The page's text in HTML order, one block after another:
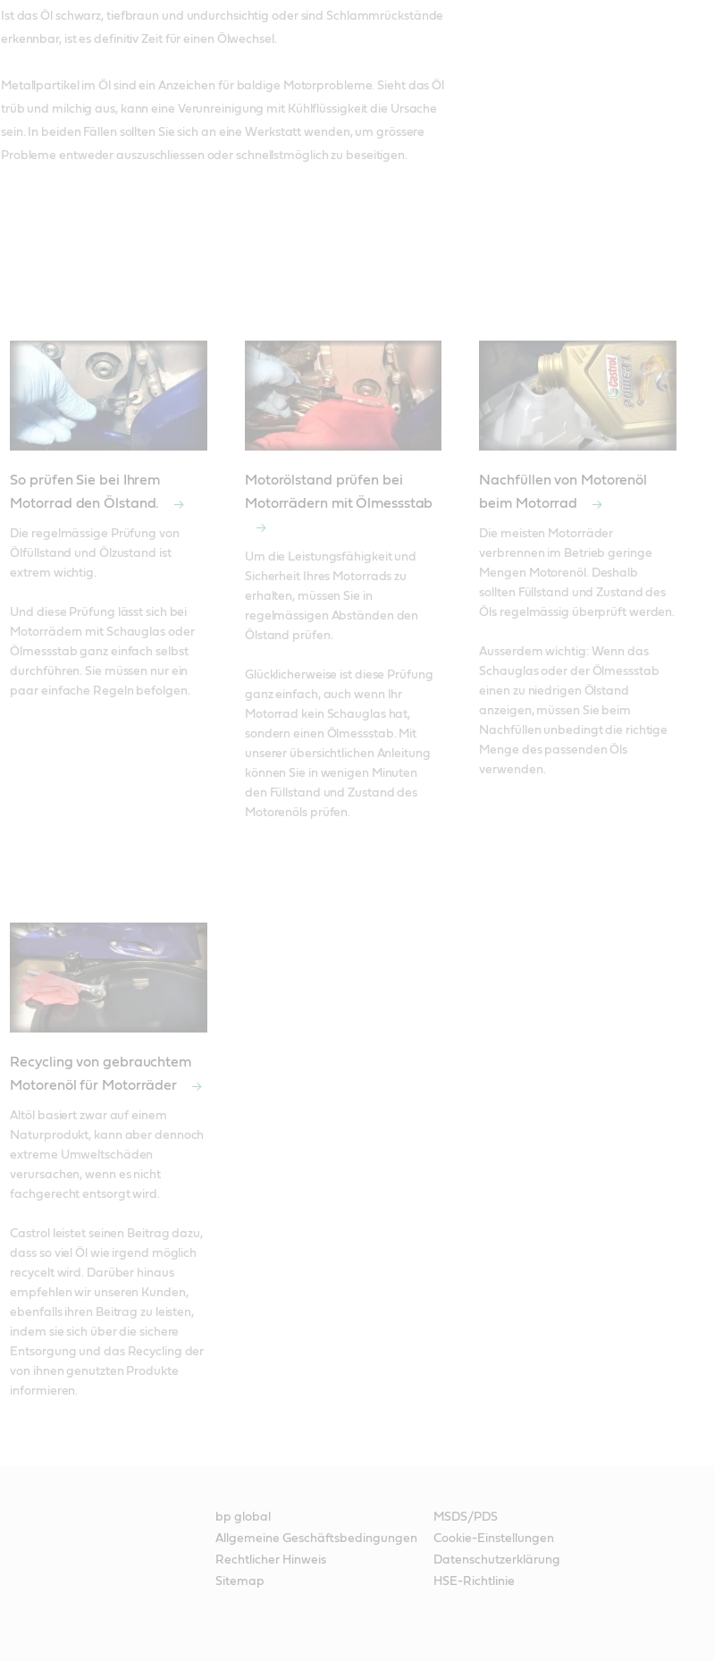
Ist das Öl schwarz, tiefbraun und undurchsichtig oder sind Schlammrückstände
erkennbar, ist es definitiv Zeit für einen Ölwechsel.
Metallpartikel im Öl sind ein Anzeichen für baldige Motorprobleme. Sieht das Öl
trüb und milchig aus, kann eine Verunreinigung mit Kühlflüssigkeit die Ursache
sein. In beiden Fällen sollten Sie sich an eine Werkstatt wenden, um grössere
Probleme entweder auszuschliessen oder schnellstmöglich zu beseitigen.
So prüfen Sie bei Ihrem
Motorrad den Ölstand.
Die regelmässige Prüfung von
Ölfüllstand und Ölzustand ist
extrem wichtig.
Und diese Prüfung lässt sich bei
Motorrädern mit Schauglas oder
Ölmessstab ganz einfach selbst
durchführen. Sie müssen nur ein
paar einfache Regeln befolgen.
Motorölstand prüfen bei
Motorrädern mit Ölmessstab
Um die Leistungsfähigkeit und
Sicherheit Ihres Motorrads zu
erhalten, müssen Sie in
regelmässigen Abständen den
Ölstand prüfen.
Glücklicherweise ist diese Prüfung
ganz einfach, auch wenn Ihr
Motorrad kein Schauglas hat,
sondern einen Ölmessstab. Mit
unserer übersichtlichen Anleitung
können Sie in wenigen Minuten
den Füllstand und Zustand des
Motorenöls prüfen.
Nachfüllen von Motorenöl
beim Motorrad
Die meisten Motorräder
verbrennen im Betrieb geringe
Mengen Motorenöl. Deshalb
sollten Füllstand und Zustand des
Öls regelmässig überprüft werden.
Ausserdem wichtig: Wenn das
Schauglas oder der Ölmessstab
einen zu niedrigen Ölstand
anzeigen, müssen Sie beim
Nachfüllen unbedingt die richtige
Menge des passenden Öls
verwenden.
Recycling von gebrauchtem
Motorenöl für Motorräder
Altöl basiert zwar auf einem
Naturprodukt, kann aber dennoch
extreme Umweltschäden
verursachen, wenn es nicht
fachgerecht entsorgt wird.
Castrol leistet seinen Beitrag dazu,
dass so viel Öl wie irgend möglich
recycelt wird. Darüber hinaus
empfehlen wir unseren Kunden,
ebenfalls ihren Beitrag zu leisten,
indem sie sich über die sichere
Entsorgung und das Recycling der
von ihnen genutzten Produkte
informieren.
bp global
MSDS/PDS
Allgemeine Geschäftsbedingungen
Cookie-Einstellungen
Rechtlicher Hinweis
Datenschutzerklärung
Sitemap
HSE-Richtlinie